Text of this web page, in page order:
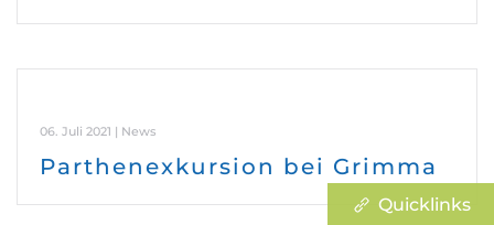
06. Juli 2021 | News
Parthenexkursion bei Grimma
Quicklinks